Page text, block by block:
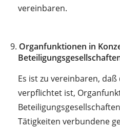
vereinbaren.
9. Organfunktionen in
Es ist zu vereinbaren,
verpflichtet ist,
Tätigkeiten verbundene